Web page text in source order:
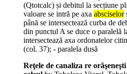
(Qtotcalc) și debitul la secțiune
valoare se intră pe axa absciselor
până se intersectează curba de
din punctul A se duce o paralelă
intersectează axa ordonatelor
(col. 37); - paralela dusă
Reţele de canaliza re